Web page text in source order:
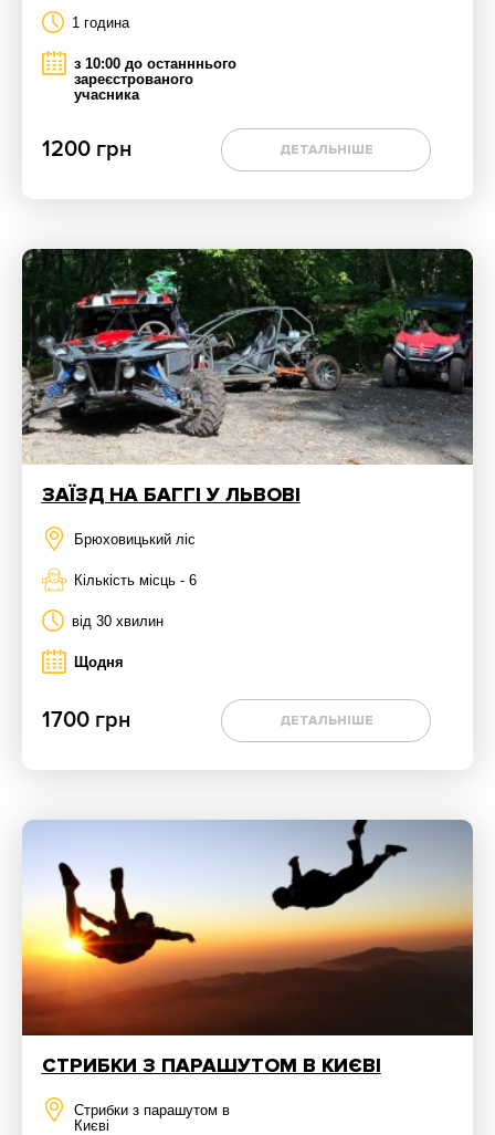
1 година
з 10:00 до останннього
зареєстрованого
учасника
1200 грн ДЕТАЛЬНІШЕ
ЗАЇЗД НА БАГГІ У ЛЬВОВІ
Брюховицький ліс
Кількість місць - 6
від 30 хвилин
Щодня
1700 грн ДЕТАЛЬНІШЕ
СТРИБКИ З ПАРАШУТОМ В КИЄВІ
Стрибки з парашутом в
Києві